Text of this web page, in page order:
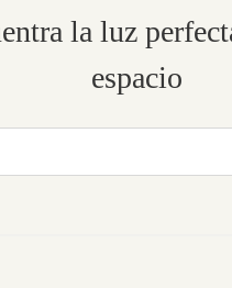
la luz
espacio